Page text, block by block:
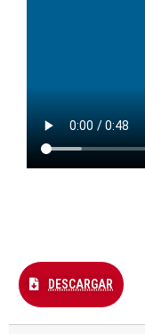
DESCARGAR